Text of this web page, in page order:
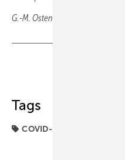
G.-M. Ostendorf, Wiesbaden
Tags
COVID-19